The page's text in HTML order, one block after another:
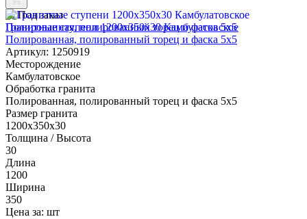
Под заказ
Гранитные ступени 1200x350x30 Камбулатовское
Полированная, полированный торец и фаска 5x5
Артикул: 1250919
Месторождение
Камбулатовское
Обработка гранита
Полированная, полированный торец и фаска 5x5
Размер гранита
1200x350x30
Толщина / Высота
30
Длина
1200
Ширина
350
Цена за: шт